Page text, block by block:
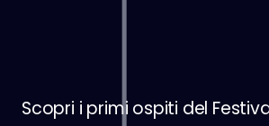
Scopri i primi ospiti del